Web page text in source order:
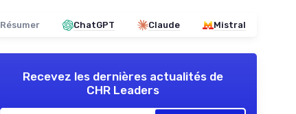
Résumer ChatGPT Claude Mistral
Recevez les dernières actualités de
CHR Leaders